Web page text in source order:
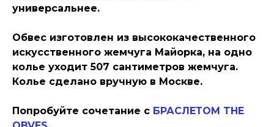
универсальнее.
Обвес изготовлен из высококачественного
искусственного жемчуга Майорка, на одно
колье уходит 507 сантиметров жемчуга.
Колье сделано вручную в Москве.
Попробуйте сочетание с БРАСЛЕТОМ THE